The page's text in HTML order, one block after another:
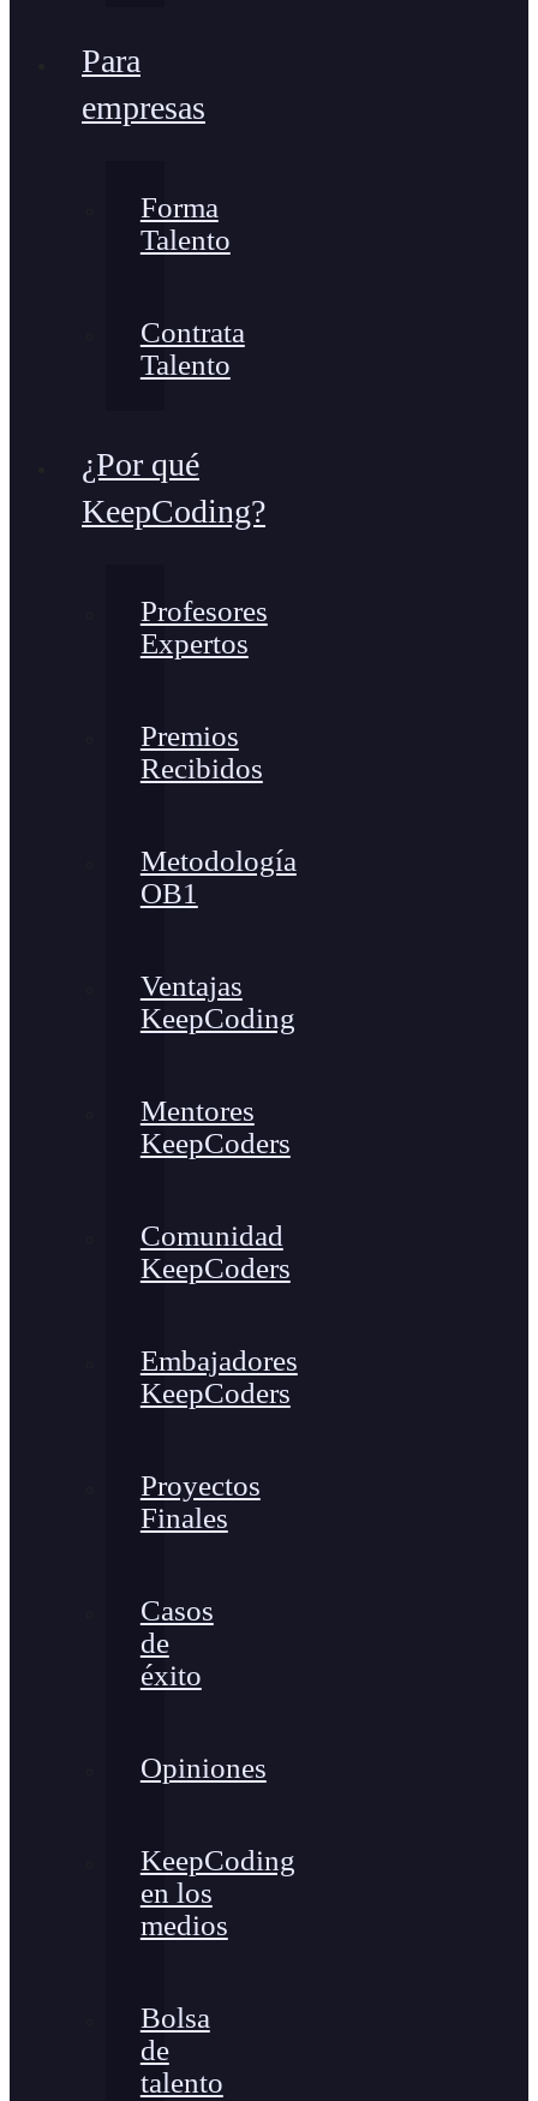
Para
empresas
Forma
Talento
Contrata
Talento
¿Por qué
KeepCoding?
Profesores
Expertos
Premios
Recibidos
Metodología
OB1
Ventajas
KeepCoding
Mentores
KeepCoders
Comunidad
KeepCoders
Embajadores
KeepCoders
Proyectos
Finales
Casos
de
éxito
Opiniones
KeepCoding
en los
medios
Bolsa
de
talento